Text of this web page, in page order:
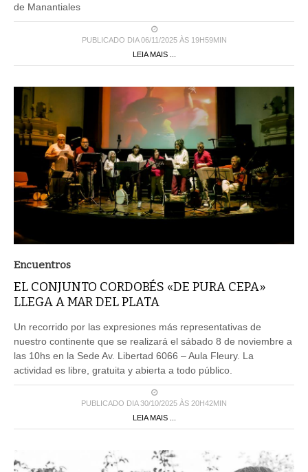
de Manantiales
PUBLICADO DIA 06/11/2025 ÀS 19H59MIN
LEIA MAIS ...
Encuentros
EL CONJUNTO CORDOBÉS «DE PURA CEPA»
LLEGA A MAR DEL PLATA
Un recorrido por las expresiones más representativas de
nuestro continente que se realizará el sábado 8 de noviembre a
las 10hs en la Sede Av. Libertad 6066 – Aula Fleury. La
actividad es libre, gratuita y abierta a todo público.
PUBLICADO DIA 30/10/2025 ÀS 20H42MIN
LEIA MAIS ...